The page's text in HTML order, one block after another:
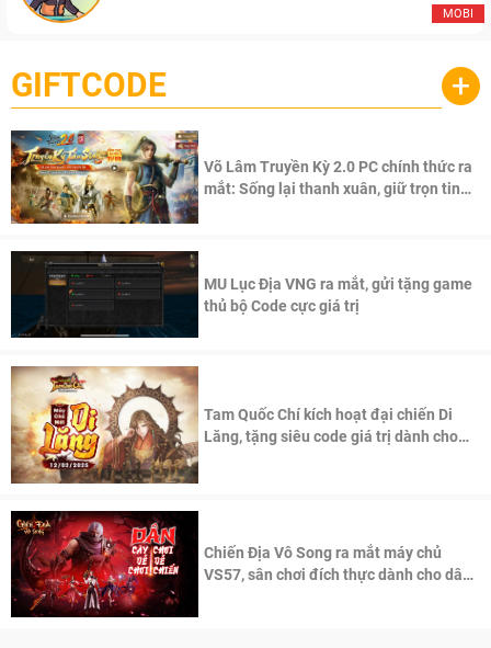
MOBI
GIFTCODE +
Võ Lâm Truyền Kỳ 2.0 PC chính thức ra
mắt: Sống lại thanh xuân, giữ trọn tinh
MU Lục Địa VNG ra mắt, gửi tặng game
thủ bộ Code cực giá trị
Tam Quốc Chí kích hoạt đại chiến Di
Lăng, tặng siêu code giá trị dành cho
Chiến Địa Vô Song ra mắt máy chủ
VS57, sân chơi đích thực dành cho dân